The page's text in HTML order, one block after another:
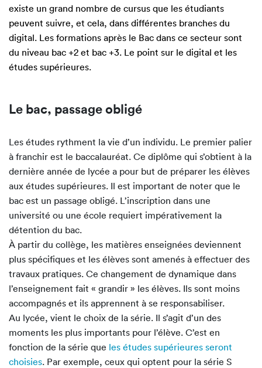
existe un grand nombre de cursus que les étudiants
peuvent suivre, et cela, dans différentes branches du
digital. Les formations après le Bac dans ce secteur sont
du niveau bac +2 et bac +3. Le point sur le digital et les
études supérieures.
Le bac, passage obligé
Les études rythment la vie d’un individu. Le premier palier
à franchir est le baccalauréat. Ce diplôme qui s’obtient à la
dernière année de lycée a pour but de préparer les élèves
aux études supérieures. Il est important de noter que le
bac est un passage obligé. L’inscription dans une
université ou une école requiert impérativement la
détention du bac.
À partir du collège, les matières enseignées deviennent
plus spécifiques et les élèves sont amenés à effectuer des
travaux pratiques. Ce changement de dynamique dans
l’enseignement fait « grandir » les élèves. Ils sont moins
accompagnés et ils apprennent à se responsabiliser.
Au lycée, vient le choix de la série. Il s’agit d’un des
moments les plus importants pour l’élève. C’est en
fonction de la série que les études supérieures seront
choisies. Par exemple, ceux qui optent pour la série S